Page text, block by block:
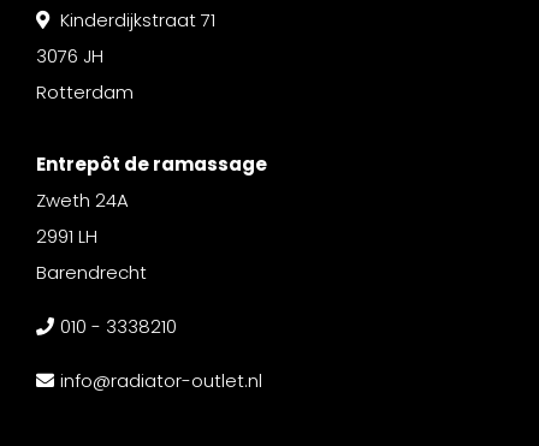
Kinderdijkstraat 71
3076 JH
Rotterdam
Entrepôt de ramassage
Zweth 24A
2991 LH
Barendrecht
010 - 3338210
info@radiator-outlet.nl